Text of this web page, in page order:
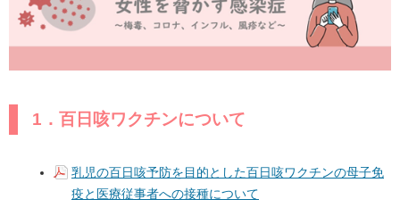
1．百日咳ワクチンについて
乳児の百日咳予防を目的とした百日咳ワクチンの母子免
疫と医療従事者への接種について